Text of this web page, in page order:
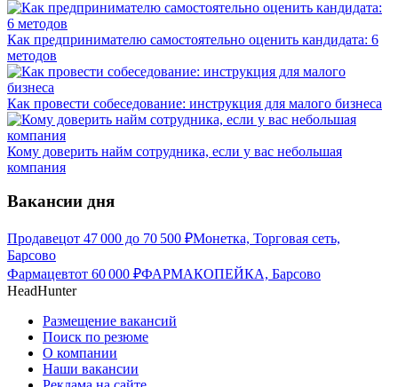
Как предпринимателю самостоятельно оценить кандидата: 6
методов
Как провести собеседование: инструкция для малого бизнеса
Кому доверить найм сотрудника, если у вас небольшая
компания
Вакансии дня
Продавецот 47 000 до 70 500 ₽Монетка, Торговая сеть,
Барсово
Фармацевтот 60 000 ₽ФАРМАКОПЕЙКА, Барсово
HeadHunter
Размещение вакансий
Поиск по резюме
О компании
Наши вакансии